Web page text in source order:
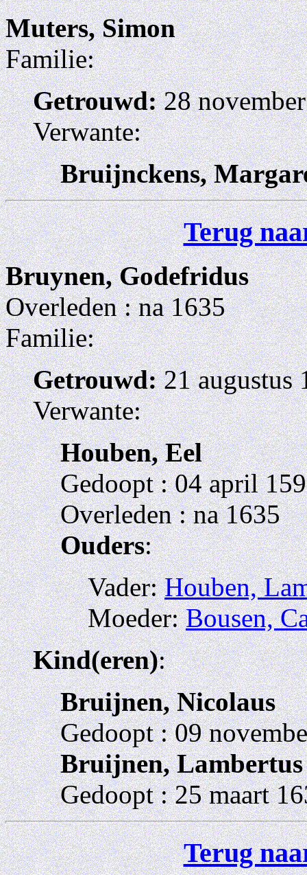
Muters, Simon
Familie:
Getrouwd:28
Verwante:
Bruijnckens,
Terug
Bruynen, Godefridus
Overleden : na 1635
Familie:
Getrouwd:21 augustus
Verwante:
Houben, Eel
Gedoopt : 04 april
Overleden : na 1635
Ouders:
Vader:Houben,
Moeder:Bousen,
Kind(eren):
Bruijnen, Nicolaus
Gedoopt : 09
Bruijnen, Lambertus
Gedoopt : 25 maart
Terug